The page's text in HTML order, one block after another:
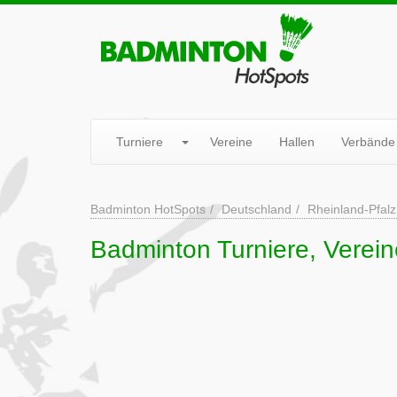
Turniere Vereine Hallen Verbände
Badminton HotSpots Deutschland Rheinland-Pfalz
Badminton Turniere,